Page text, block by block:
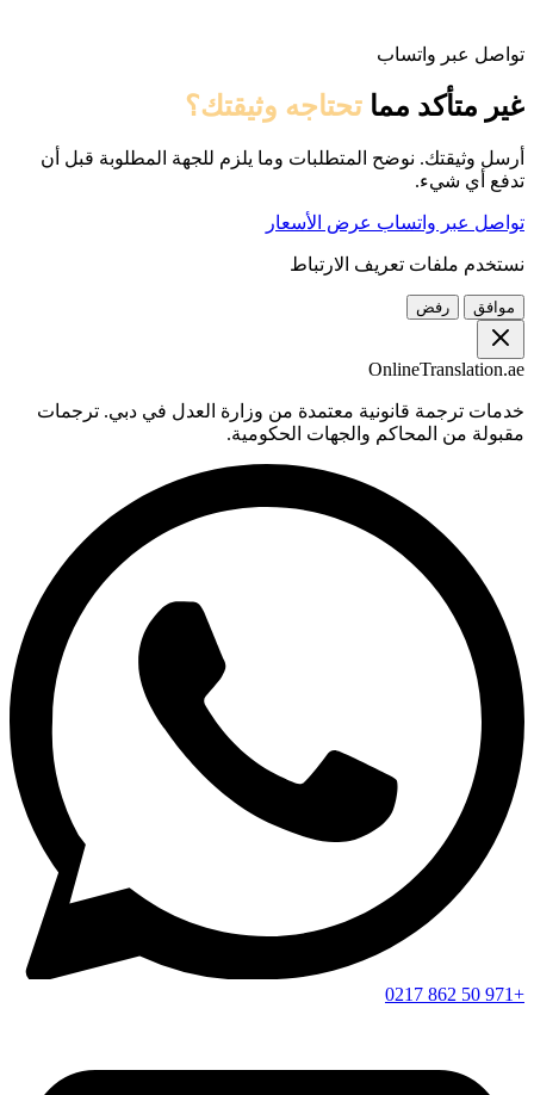
تواصل عبر واتساب
غير متأكد مما تحتاجه وثيقتك؟
أرسل وثيقتك. نوضح المتطلبات وما يلزم للجهة المطلوبة قبل أن
تدفع أي شيء.
تواصل عبر واتساب عرض الأسعار
نستخدم ملفات تعريف الارتباط
موافق رفض
OnlineTranslation.ae
خدمات ترجمة قانونية معتمدة من وزارة العدل في دبي. ترجمات
مقبولة من المحاكم والجهات الحكومية.
+971 50 862 0217